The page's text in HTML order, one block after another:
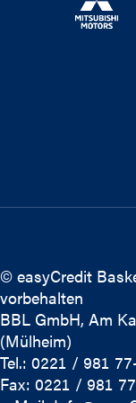
© easyCredit
vorbehalten
BBL GmbH, Am
(Mülheim)
Tel.: 0221 / 981
Fax: 0221 / 981